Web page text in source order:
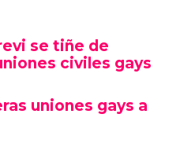
se tiñe de
civiles gays
uniones gays a